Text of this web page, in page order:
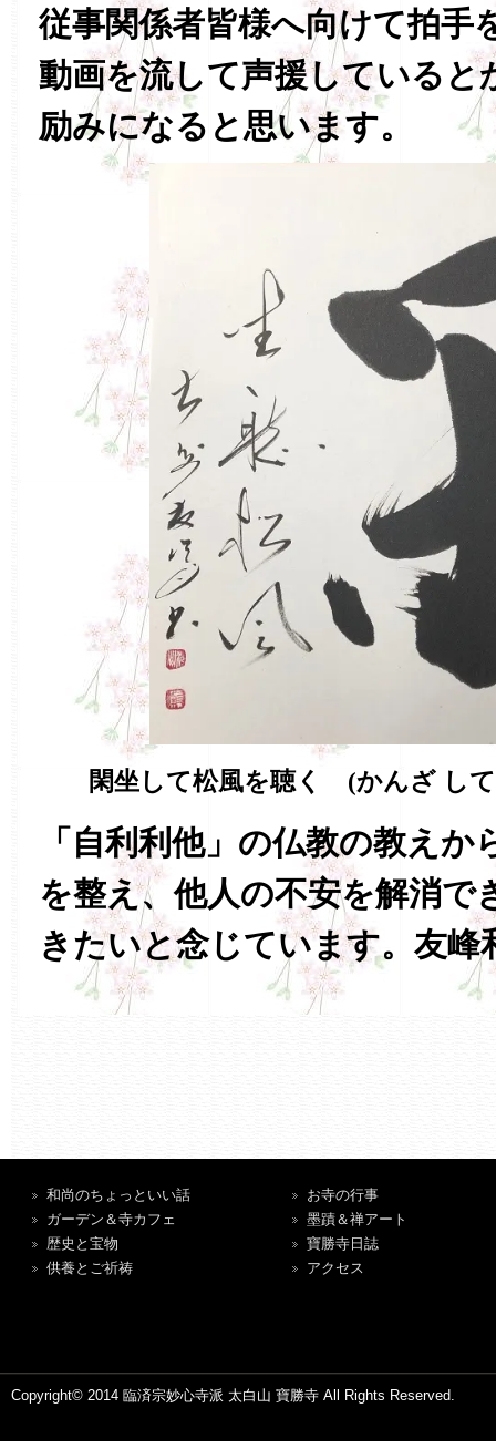
従事関係者皆様へ向けて拍手
動画を流して声援していると
励みになると思います。
閑坐して松風を聴く (かんざ し
「自利利他」の仏教の教え
を整え、他人の不安を解消で
きたいと念じています。友峰
和尚のちょっといい話
ガーデン＆寺カフェ
歴史と宝物
供養とご祈祷
お寺の行事
墨蹟＆禅アート
寶勝寺日誌
アクセス
Copyright© 2014 臨済宗妙心寺派 太白山 寶勝寺 All Rights Reserved.